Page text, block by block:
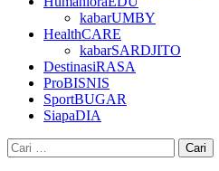
kabarUMBY
HealthCARE
kabarSARDJITO
DestinasiRASA
ProBISNIS
SportBUGAR
SiapaDIA
Cari
untuk: